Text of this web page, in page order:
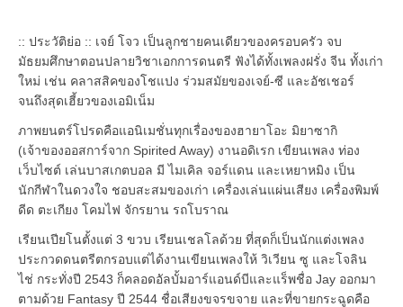
:: ประวัติย่อ :: เจย์ โจว เป็นลูกชายคนเดียวของครอบครัว จบ
มัธยมศึกษาตอนปลายวิชาเอกการดนตรี ฟังได้ทั้งเพลงฝรั่ง จีน ทั้งเก่า
ใหม่ เช่น คลาสสิคของโชแปง ร่วมสมัยของเจย์-ซี และอัชเชอร์
จนถึงสุดเฮี้ยวของเอมิเน็ม
ภาพยนตร์โปรดคือแอนิเมชั่นทุกเรื่องของฮายาโอะ มิยาซากิ
(เจ้าของออสการ์จาก Spirited Away) งานอดิเรก เขียนเพลง ท่อง
เว็บไซต์ เล่นบาสเกตบอล มี ไมเคิล จอร์แดน และเหยาหมิง เป็น
นักกีฬาในดวงใจ ชอบสะสมของเก่า เครื่องเล่นแผ่นเสียง เครื่องพิมพ์
ดีด ตะเกียง โคมไฟ จักรยาน รถโบราณ
เรียนเปียโนตั้งแต่ 3 ขวบ เรียนเชลโลด้วย ที่สุดก็เป็นนักแต่งเพลง
ประกวดดนตรีตกรอบแต่ได้งานเขียนเพลงให้ วิเวียน ซู และโจลิน
ไช่ กระทั่งปี 2543 ก็คลอดอัลบั้มอาร์แอนด์บีและแร็พชื่อ Jay ออกมา
ตามด้วย Fantasy ปี 2544 ชื่อเสียงขจรขจาย และที่ขายกระฉูดคือ